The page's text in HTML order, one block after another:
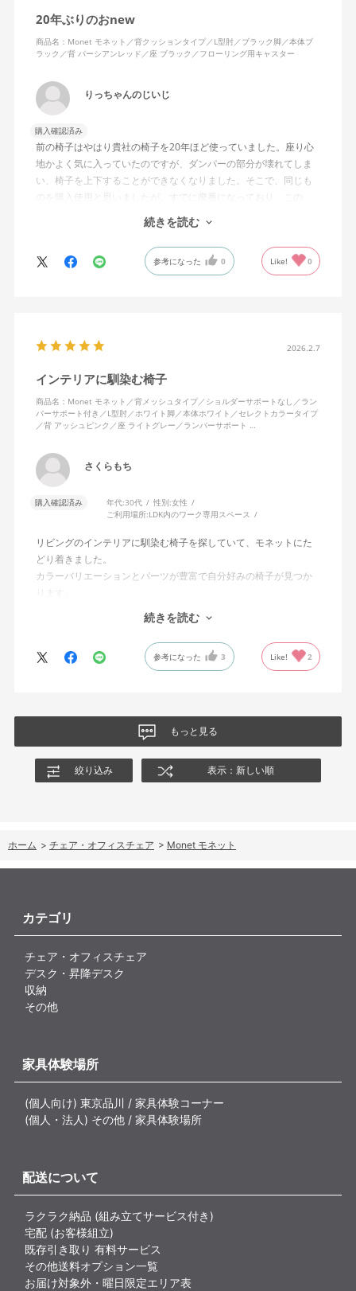
20年ぶりのおnew
商品名：Monet モネット／背クッションタイプ／L型肘／ブラック脚／本体ブ
ラック／背 パーシアンレッド／座 ブラック／フローリング用キャスター
りっちゃんのじいじ
購入確認済み
前の椅子はやはり貴社の椅子を20年ほど使っていました。座り心
地かよく気に入っていたのですが、ダンパーの部分が壊れてしま
い、椅子を上下することができなくなりました。そこで、同じも
のを購入使用と思いましたが、すでに廃番になっており、この
MonEtを購入しました。やや固めの椅子ですが、使っているうち
になじんでくるのではと思っています。フローリング床で使って
いますが、ややキャスターがよく動きすぎるのが難点でしょう
か。
続きを読む
参考になった 0 Like! 0
2026.2.7
インテリアに馴染む椅子
商品名：Monet モネット／背メッシュタイプ／ショルダーサポートなし／ラン
バーサポート付き／L型肘／ホワイト脚／本体ホワイト／セレクトカラータイプ
／背 アッシュピンク／座 ライトグレー／ランバーサポート …
さくらもち
購入確認済み 年代:30代 性別:女性
ご利用場所:LDK内のワーク専用スペース
リビングのインテリアに馴染む椅子を探していて、モネットにた
どり着きました。
カラーバリエーションとパーツが豊富で自分好みの椅子が見つか
オフィスチェアにしては比較的コンパクトで家に置くのに最適で
した、座り心地も良く大変気に入っています。
今回どうしても欲しい色の組み合わせがあったので固定肘の物を
購入しましたが、欲を言えば稼働肘バージョンもバイカラーなど
続きを読む
参考になった 3 Like! 2
もっと見る
絞り込み 表示：新しい順
ホーム > チェア・オフィスチェア > Monet モネット
カテゴリ
チェア・オフィスチェア
デスク・昇降デスク
収納
その他
家具体験場所
(個人向け) 東京品川 / 家具体験コーナー
(個人・法人) その他 / 家具体験場所
配送について
ラクラク納品 (組み立てサービス付き)
宅配 (お客様組立)
既存引き取り 有料サービス
その他送料オプション一覧
お届け対象外・曜日限定エリア表